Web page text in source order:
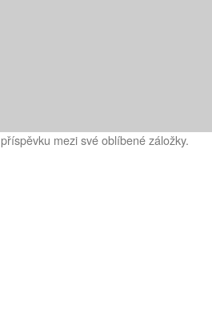
příspěvku mezi své oblíbené záložky.